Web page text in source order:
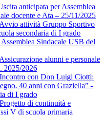
anticipata per Assemblea
docente e Ata – 25/11/2025
attività Gruppo Sportivo
secondaria di I grado
Sindacale USB del
alunni e personale
2025/2026
con Don Luigi Ciotti:
40 anni con Graziella” -
di I grado
di continuità e
V di scuola primaria